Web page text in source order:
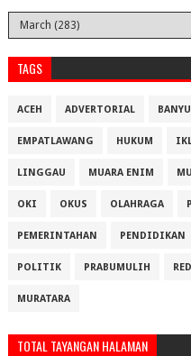
TAGS
ACEH ADVERTORIAL
EMPATLAWANG HUKUM
LINGGAU MUARA ENIM
OKI OKUS OLAHRAGA
PEMERINTAHAN PENDIDIKAN
POLITIK PRABUMULIH
MURATARA
TOTAL TAYANGAN HALAMAN